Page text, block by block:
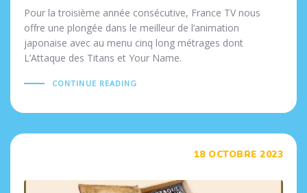
Pour la troisième année consécutive, France TV nous
offre une plongée dans le meilleur de l’animation
japonaise avec au menu cinq long métrages dont
L’Attaque des Titans et Your Name.
CONTINUE READING
18 OCTOBRE 2023